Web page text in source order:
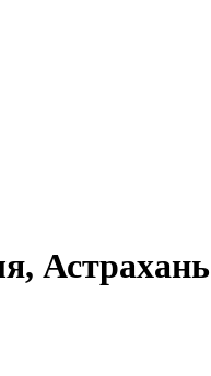
Астрахань